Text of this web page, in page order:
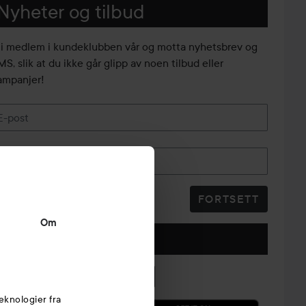
Om
fra
og tilbud
medlem i kundeklubben vår og motta nyhetsbrev og
slik at du ikke går glipp av noen tilbud eller
post
FORTSETT